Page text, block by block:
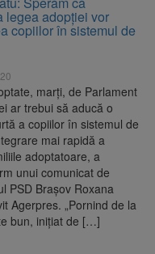
pentru
Brașov
fiscală de
după
legea adopţiei vor
copiilor în sistemul de
marţi, de Parlament
ar trebui să aducă o
a copiilor în sistemul de
mai rapidă a
adoptatoare, a
unui comunicat de
PSD Braşov Roxana
Agerpres. „Pornind de la
bun, iniţiat de […]